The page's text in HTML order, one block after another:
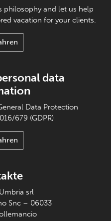
philosophy and let us help
vacation for your clients.
data
Data Protection
679 (GDPR)
srl
Snc – 06033